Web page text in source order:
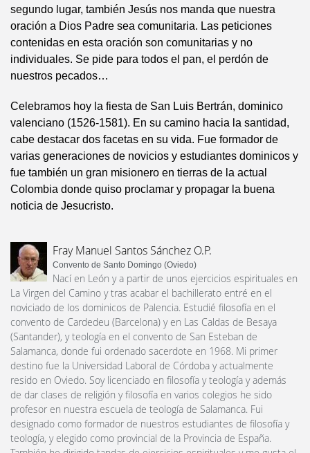
segundo lugar, también Jesús nos manda que nuestra
oración a Dios Padre sea comunitaria. Las peticiones
contenidas en esta oración son comunitarias y no
individuales. Se pide para todos el pan, el perdón de
nuestros pecados…
Celebramos hoy la fiesta de San Luis Bertrán, dominico
valenciano (1526-1581). En su camino hacia la santidad,
cabe destacar dos facetas en su vida. Fue formador de
varias generaciones de novicios y estudiantes dominicos y
fue también un gran misionero en tierras de la actual
Colombia donde quiso proclamar y propagar la buena
noticia de Jesucristo.
Fray Manuel Santos Sánchez O.P.
Convento de Santo Domingo (Oviedo)
Nací en León y a partir de unos ejercicios espirituales en
La Virgen del Camino y tras acabar el bachillerato entré en el
noviciado de los dominicos de Palencia. Estudié filosofía en el
convento de Cardedeu (Barcelona) y en Las Caldas de Besaya
(Santander), y teología en el convento de San Esteban de
Salamanca, donde fui ordenado sacerdote en 1968. Mi primer
destino fue la Universidad Laboral de Córdoba y actualmente
resido en Oviedo. Soy licenciado en filosofía y teología y además
de dar clases de religión y filosofía en varios colegios he sido
profesor en nuestra escuela de teología de Salamanca. Fui
designado como formador de nuestros estudiantes de filosofía y
teología, y elegido como provincial de la Provincia de España.